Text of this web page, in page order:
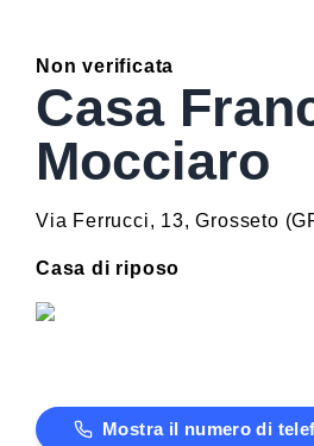
Non verificata
Casa
Mocciaro
Via Ferrucci, 13, Grosseto (
Casa di riposo
Mostra il numero di